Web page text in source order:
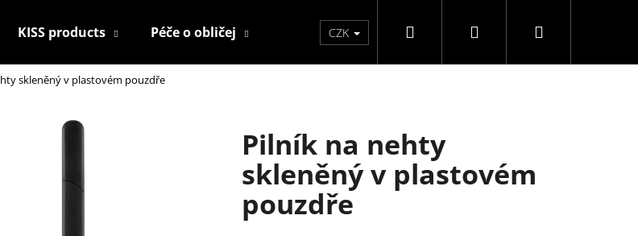
KISS products Péče o obličej Péče o ruce Péče o nohy F3 kolekce
CZK Hledat PřihlášeníNákupní
skleněný v plastovém pouzdře
Pilník na nehty
skleněný v plastovém
pouzdře
najít?